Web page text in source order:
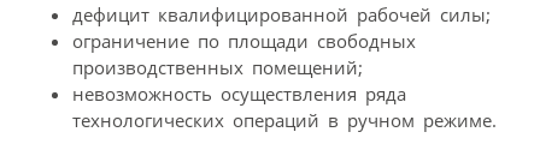
дефицит квалифицированной рабочей силы;
ограничение по площади свободных
производственных помещений;
невозможность осуществления ряда
технологических операций в ручном режиме.